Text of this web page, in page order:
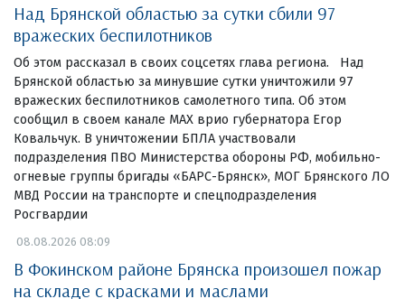
Над Брянской областью за сутки сбили 97
вражеских беспилотников
Об этом рассказал в своих соцсетях глава региона. Над
Брянской областью за минувшие сутки уничтожили 97
вражеских беспилотников самолетного типа. Об этом
сообщил в своем канале МАХ врио губернатора Егор
Ковальчук. В уничтожении БПЛА участвовали
подразделения ПВО Министерства обороны РФ, мобильно-
огневые группы бригады «БАРС-Брянск», МОГ Брянского ЛО
МВД России на транспорте и спецподразделения
Росгвардии
08.08.2026 08:09
В Фокинском районе Брянска произошел пожар
на складе с красками и маслами